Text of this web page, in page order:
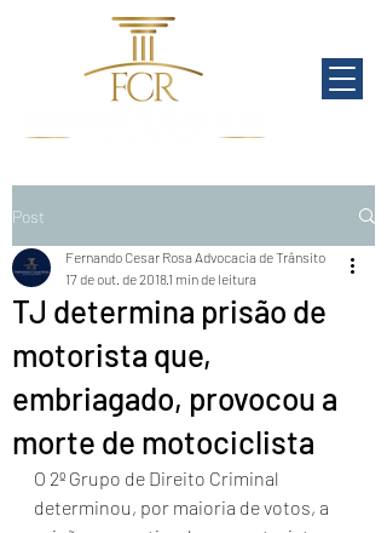
Post
TJ determina prisão de
motorista que,
embriagado, provocou a
morte de motociclista
Fernando Cesar Rosa Advocacia de Trânsito
17 de out. de 20181 min de leitura
O 2º Grupo de Direito Criminal
determinou, por maioria de votos, a